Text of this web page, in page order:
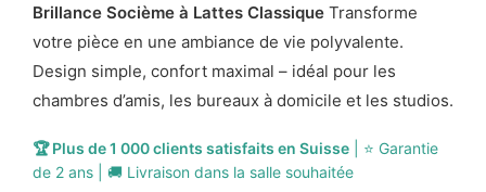
Brillance Socième à Lattes Classique Transforme
votre pièce en une ambiance de vie polyvalente.
Design simple, confort maximal – idéal pour les
chambres d’amis, les bureaux à domicile et les studios.
🏆 Plus de 1 000 clients satisfaits en Suisse | ⭐ Garantie
de 2 ans | 🚚 Livraison dans la salle souhaitée